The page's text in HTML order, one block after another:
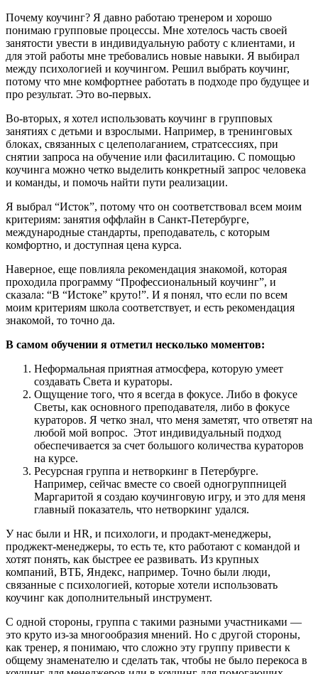
Почему коучинг? Я давно работаю тренером и хорошо
понимаю групповые процессы. Мне хотелось часть своей
занятости увести в индивидуальную работу с клиентами, и
для этой работы мне требовались новые навыки. Я выбирал
между психологией и коучингом. Решил выбрать коучинг,
потому что мне комфортнее работать в подходе про будущее и
про результат. Это во-первых.
Во-вторых, я хотел использовать коучинг в групповых
занятиях с детьми и взрослыми. Например, в тренинговых
блоках, связанных с целеполаганием, стратсессиях, при
снятии запроса на обучение или фасилитацию. С помощью
коучинга можно четко выделить конкретный запрос человека
и команды, и помочь найти пути реализации.
Я выбрал “Исток”, потому что он соответствовал всем моим
критериям: занятия оффлайн в Санкт-Петербурге,
международные стандарты, преподаватель, с которым
комфортно, и доступная цена курса.
Наверное, еще повлияла рекомендация знакомой, которая
проходила программу “Профессиональный коучинг”, и
сказала: “В “Истоке” круто!”. И я понял, что если по всем
моим критериям школа соответствует, и есть рекомендация
знакомой, то точно да.
В самом обучении я отметил несколько моментов:
Неформальная приятная атмосфера, которую умеет
создавать Света и кураторы.
Ощущение того, что я всегда в фокусе. Либо в фокусе
Светы, как основного преподавателя, либо в фокусе
кураторов. Я четко знал, что меня заметят, что ответят на
любой мой вопрос. Этот индивидуальный подход
обеспечивается за счет большого количества кураторов
на курсе.
Ресурсная группа и нетворкинг в Петербурге.
Например, сейчас вместе со своей одногруппницей
Маргаритой я создаю коучинговую игру, и это для меня
главный показатель, что нетворкинг удался.
У нас были и HR, и психологи, и продакт-менеджеры,
проджект-менеджеры, то есть те, кто работают с командой и
хотят понять, как быстрее ее развивать. Из крупных
компаний, ВТБ, Яндекс, например. Точно были люди,
связанные с психологией, которые хотели использовать
коучинг как дополнительный инструмент.
С одной стороны, группа с такими разными участниками —
это круто из-за многообразия мнений. Но с другой стороны,
как тренер, я понимаю, что сложно эту группу привести к
общему знаменателю и сделать так, чтобы не было перекоса в